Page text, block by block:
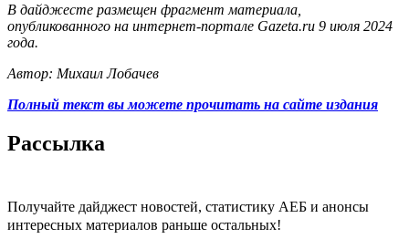
В дайджесте размещен фрагмент материала,
опубликованного на интернет-портале Gazeta.ru 9 июля 2024
года.
Автор: Михаил Лобачев
Полный текст вы можете прочитать на сайте издания
Рассылка
Получайте дайджест новостей, статистику АЕБ и анонсы
интересных материалов раньше остальных!